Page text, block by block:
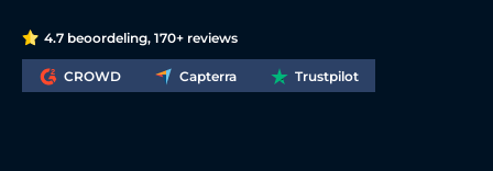
4.7 beoordeling, 170+ reviews
CROWD Capterra Trustpilot